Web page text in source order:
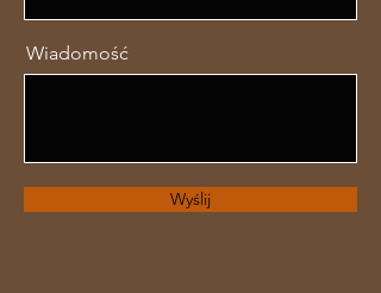
Wiadomość
Wyślij